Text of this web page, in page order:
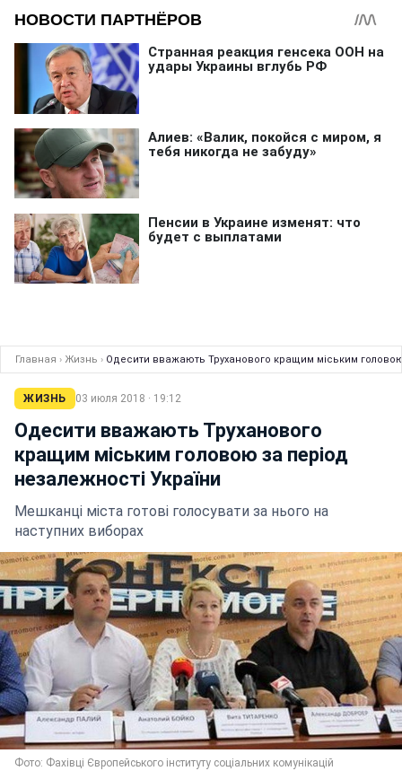
Главная › Жизнь › Одесити вважають Труханового кращим міським
ЖИЗНЬ 03 июля 2018 · 19:12
Одесити вважають Труханового
кращим міським головою за період
незалежності України
Мешканці міста готові голосувати за нього на
наступних виборах
Фото: Фахівці Європейського інституту соціальних комунікацій